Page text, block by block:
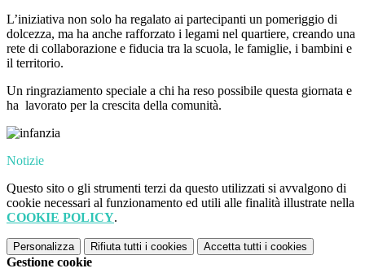
L’iniziativa non solo ha regalato ai partecipanti un pomeriggio di
dolcezza, ma ha anche rafforzato i legami nel quartiere, creando una
rete di collaborazione e fiducia tra la scuola, le famiglie, i bambini e
il territorio.
Un ringraziamento speciale a chi ha reso possibile questa giornata e
ha lavorato per la crescita della comunità.
Notizie
Questo sito o gli strumenti terzi da questo utilizzati si avvalgono di
cookie necessari al funzionamento ed utili alle finalità illustrate nella
COOKIE POLICY.
Personalizza Rifiuta tutti i cookies Accetta tutti i cookies
Gestione cookie